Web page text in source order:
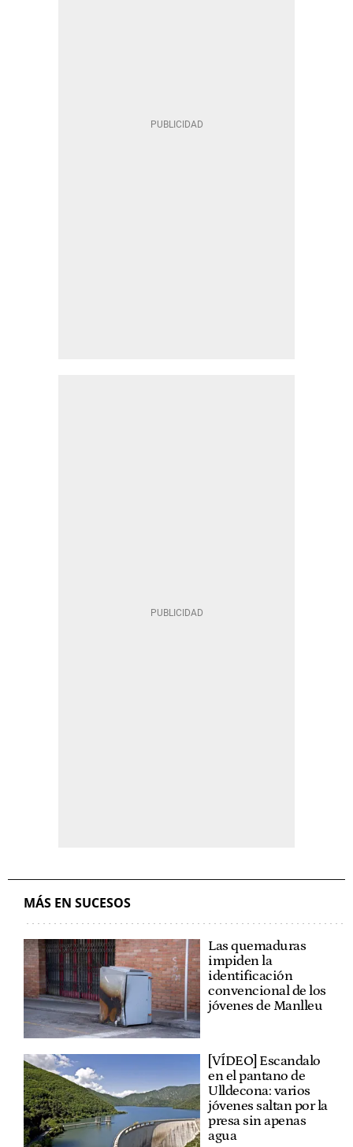
MÁS EN SUCESOS
Las quemaduras
impiden la
identificación
convencional de los
jóvenes de Manlleu
[VÍDEO] Escandalo
en el pantano de
Ulldecona: varios
jóvenes saltan por la
presa sin apenas
agua